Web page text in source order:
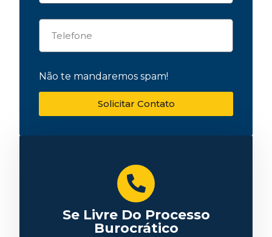
Não te mandaremos spam!
Solicitar Contato
Se Livre Do Processo
Burocrático